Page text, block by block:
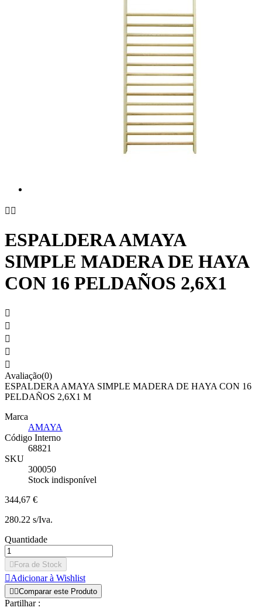
 
ESPALDERA AMAYA
SIMPLE MADERA DE HAYA
CON 16 PELDAÑOS 2,6X1





Avaliação(0)
ESPALDERA AMAYA SIMPLE MADERA DE HAYA CON 16
PELDAÑOS 2,6X1 M
Marca
AMAYA
Código Interno
68821
SKU
300050
Stock indisponível
344,67 €
280.22 s/Iva.
Quantidade
 Fora de Stock
Adicionar à Wishlist
 Comparar este Produto
Partilhar :